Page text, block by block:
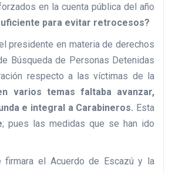
en la cuenta pública del año
para evitar retrocesos?
presidente en materia de derechos
Búsqueda de Personas Detenidas
respecto a las víctimas de la
varios temas faltaba avanzar,
e integral a Carabineros. Esta
; pues las medidas que se han ido
firmara el Acuerdo de Escazú y la